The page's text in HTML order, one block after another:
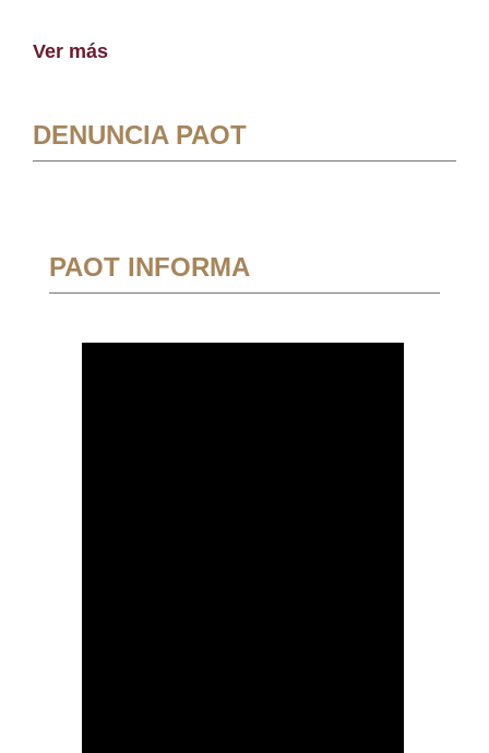
Ver más
DENUNCIA PAOT
PAOT INFORMA